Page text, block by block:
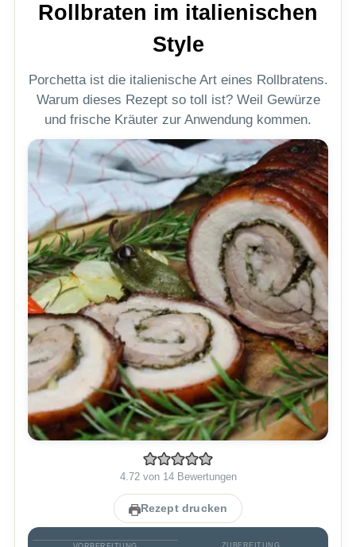
Rollbraten im italienischen
Style
Porchetta ist die italienische Art eines Rollbratens.
Warum dieses Rezept so toll ist? Weil Gewürze
und frische Kräuter zur Anwendung kommen.
4.72von 14Bewertungen
Rezept drucken
ZUBEREITUNG